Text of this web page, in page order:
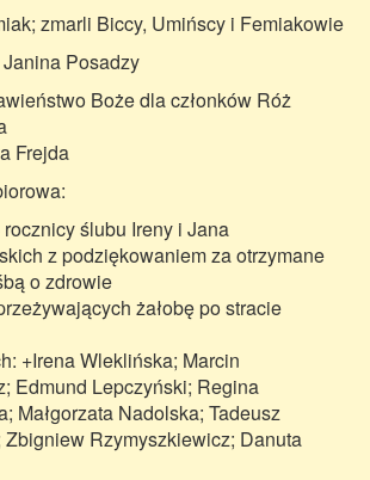
zmarli Biccy, Umińscy i Femiakowie
Posadzy
Boże dla członków Róż
Frejda
ślubu Ireny i Jana
z podziękowaniem za otrzymane
o zdrowie
żałobę po stracie
+Irena Wleklińska; Marcin
Edmund Lepczyński; Regina
Małgorzata Nadolska; Tadeusz
Zbigniew Rzymyszkiewicz; Danuta